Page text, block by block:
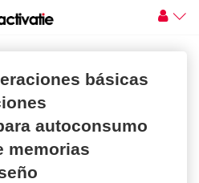
básicas
autoconsumo
memorias